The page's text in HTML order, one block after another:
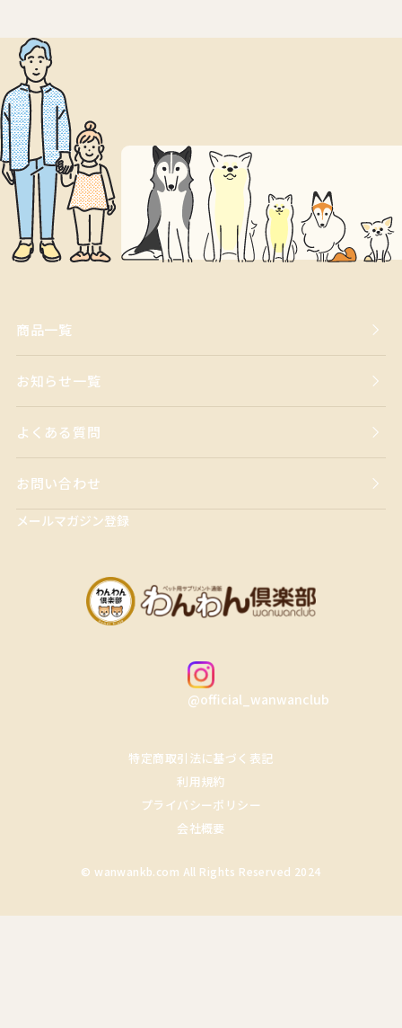
商品一覧
お知らせ一覧
よくある質問
お問い合わせ
メールマガジン登録
@official_wanwanclub
特定商取引法に基づく表記
利用規約
プライバシーポリシー
会社概要
© wanwankb.com All Rights Reserved 2024